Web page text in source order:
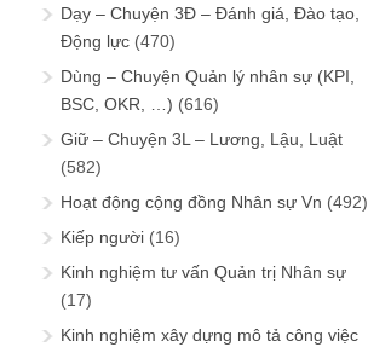
Dạy – Chuyện 3Đ – Đánh giá, Đào tạo,
Động lực (470)
Dùng – Chuyện Quản lý nhân sự (KPI,
BSC, OKR, …) (616)
Giữ – Chuyện 3L – Lương, Lậu, Luật
(582)
Hoạt động cộng đồng Nhân sự Vn (492)
Kiếp người (16)
Kinh nghiệm tư vấn Quản trị Nhân sự
(17)
Kinh nghiệm xây dựng mô tả công việc